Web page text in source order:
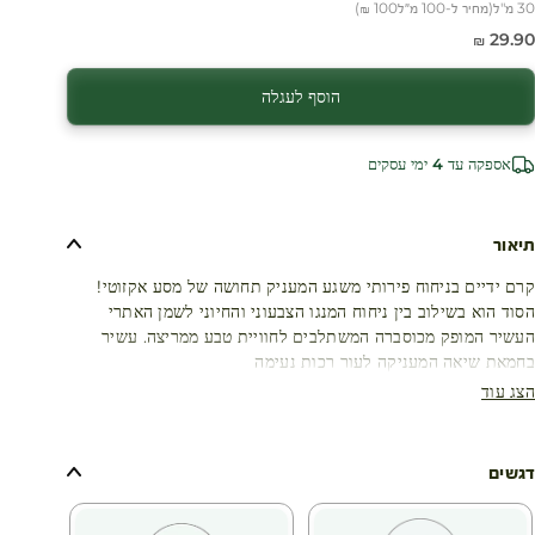
עגלת קניות
30 מ"ל (מחיר ל-100 מ״ל 100 ₪
)
מחיר מבצע
29.90 ₪
הוסף לעגלה
אספקה עד 4 ימי עסקים
תיאור
קרם ידיים בניחוח פירותי משגע המעניק תחושה של מסע אקזוטי!
הסוד הוא בשילוב בין ניחוח המנגו הצבעוני והחיוני לשמן האתרי
העשיר המופק מכוסברה המשתלבים לחוויית טבע ממריצה. עשיר
בחמאת שיאה המעניקה לעור רכות נעימה
הצג עוד
דגשים